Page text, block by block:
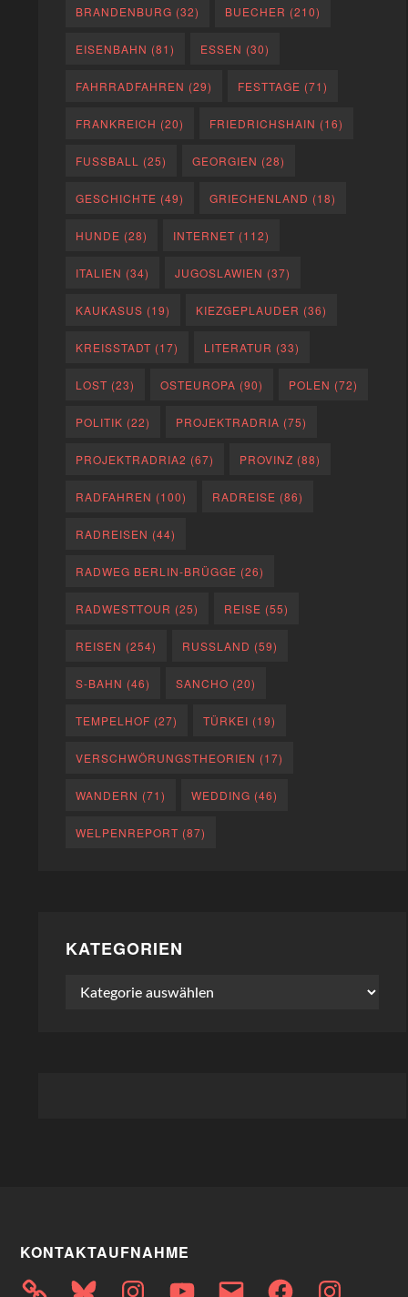
BRANDENBURG (32) BUECHER (210)
EISENBAHN (81) ESSEN (30)
FAHRRADFAHREN (29) FESTTAGE (71)
FRANKREICH (20) FRIEDRICHSHAIN (16)
FUSSBALL (25) GEORGIEN (28)
GESCHICHTE (49) GRIECHENLAND (18)
HUNDE (28) INTERNET (112)
ITALIEN (34) JUGOSLAWIEN (37)
KAUKASUS (19) KIEZGEPLAUDER (36)
KREISSTADT (17) LITERATUR (33)
LOST (23) OSTEUROPA (90) POLEN (72)
POLITIK (22) PROJEKTRADRIA (75)
PROJEKTRADRIA2 (67) PROVINZ (88)
RADFAHREN (100) RADREISE (86)
RADREISEN (44)
RADWEG BERLIN-BRÜGGE (26)
RADWESTTOUR (25) REISE (55)
REISEN (254) RUSSLAND (59)
S-BAHN (46) SANCHO (20)
TEMPELHOF (27) TÜRKEI (19)
VERSCHWÖRUNGSTHEORIEN (17)
WANDERN (71) WEDDING (46)
WELPENREPORT (87)
KATEGORIEN
Kategorien
KONTAKTAUFNAHME
Bluesky InstagramYouTubeE-
FacebookInstagram